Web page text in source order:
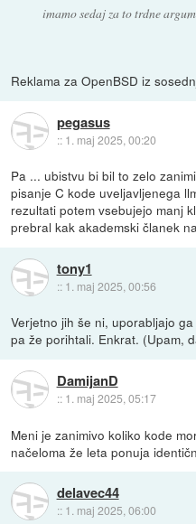
imamo sedaj za to trdne
Reklama za OpenBSD iz
pegasus
:: 1. maj 2025, 00:20
Pa ... ubistvu bi bil to zelo
pisanje C kode uveljavljenega
rezultati potem vsebujejo manj
prebral kak akademski članek
tony1
:: 1. maj 2025, 00:56
Verjetno jih še ni, uporabljajo
pa že porihtali. Enkrat. (Upam,
DamijanD
:: 1. maj 2025, 05:17
Meni je zanimivo koliko kode
načeloma že leta ponuja
delavec44
:: 1. maj 2025, 06:00